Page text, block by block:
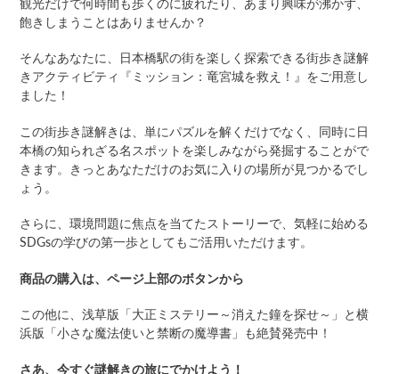
観光だけで何時間も歩くのに疲れたり、 あまり興味が沸かず、
飽きしまうことはありませんか？
そんなあなたに、 日本橋駅の街を楽しく探索できる街歩き謎解
きアクティビティ『 ミッション：竜宮城を救え！ 』をご用意し
ました！
この街歩き謎解きは、単にパズルを解くだけでなく、同時に日
本橋の知られざる名スポットを楽しみながら発掘することがで
きます。きっとあなただけのお気に入りの場所が見つかるでし
ょう。
さらに、環境問題に焦点を当てたストーリーで、気軽に始める
SDGsの学びの第一歩としてもご活用いただけます。
商品の購入は、ページ上部のボタンから
この他に 浅草版「大正ミステリー～消えた鐘を探せ～」 と横
浜版「小さな魔法使いと禁断の魔導書」 も絶賛発売中 ！
さあ、今すぐ謎解きの旅にでかけよう！